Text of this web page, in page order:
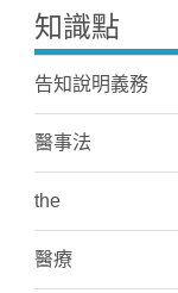
知識點
告知說明義務
醫事法
the
醫療